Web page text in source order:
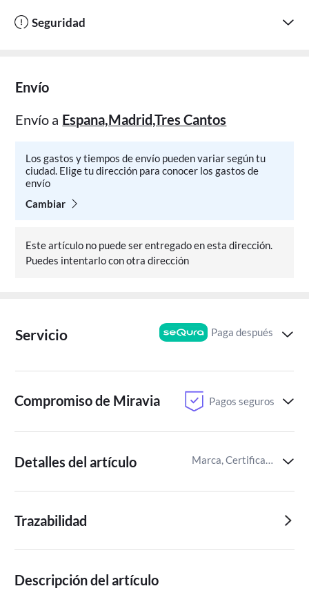
Seguridad
Envío
Envío a Espana,Madrid,Tres Cantos
Los gastos y tiempos de envío pueden variar según tu
ciudad. Elige tu dirección para conocer los gastos de
envío
Cambiar
Este artículo no puede ser entregado en esta dirección.
Puedes intentarlo con otra dirección
Servicio Paga después
Compromiso de Miravia Pagos seguros
Detalles del artículo
Trazabilidad
Descripción del artículo